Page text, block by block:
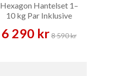
Hexagon Hantelset 1–
10 kg Par Inklusive
6 290 kr8 590 kr